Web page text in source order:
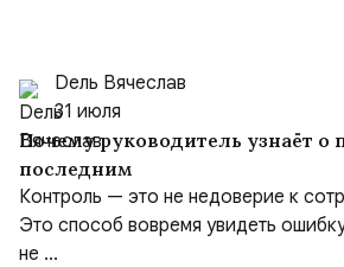
Dель Вячеслав
31 июля
Почему руководитель узнаёт о
последним
Контроль — это не недоверие к
Это способ вовремя увидеть
не ...